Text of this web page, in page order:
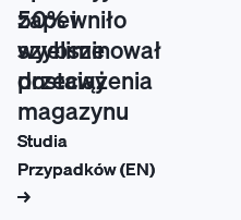
zapewniło
szybsze
dostawy
Studia
Przypadków (EN)
→
50% i
wyeliminował
przeciążenia
magazynu
Studia
Przypadków (EN)
→